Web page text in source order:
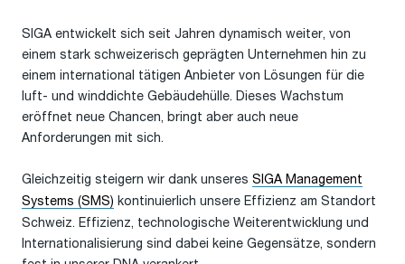
SIGA entwickelt sich seit Jahren dynamisch weiter, von
einem stark schweizerisch geprägten Unternehmen hin zu
einem international tätigen Anbieter von Lösungen für die
luft- und winddichte Gebäudehülle. Dieses Wachstum
eröffnet neue Chancen, bringt aber auch neue
Anforderungen mit sich.
Gleichzeitig steigern wir dank unseres SIGA Management
Systems (SMS) kontinuierlich unsere Effizienz am Standort
Schweiz. Effizienz, technologische Weiterentwicklung und
Internationalisierung sind dabei keine Gegensätze, sondern